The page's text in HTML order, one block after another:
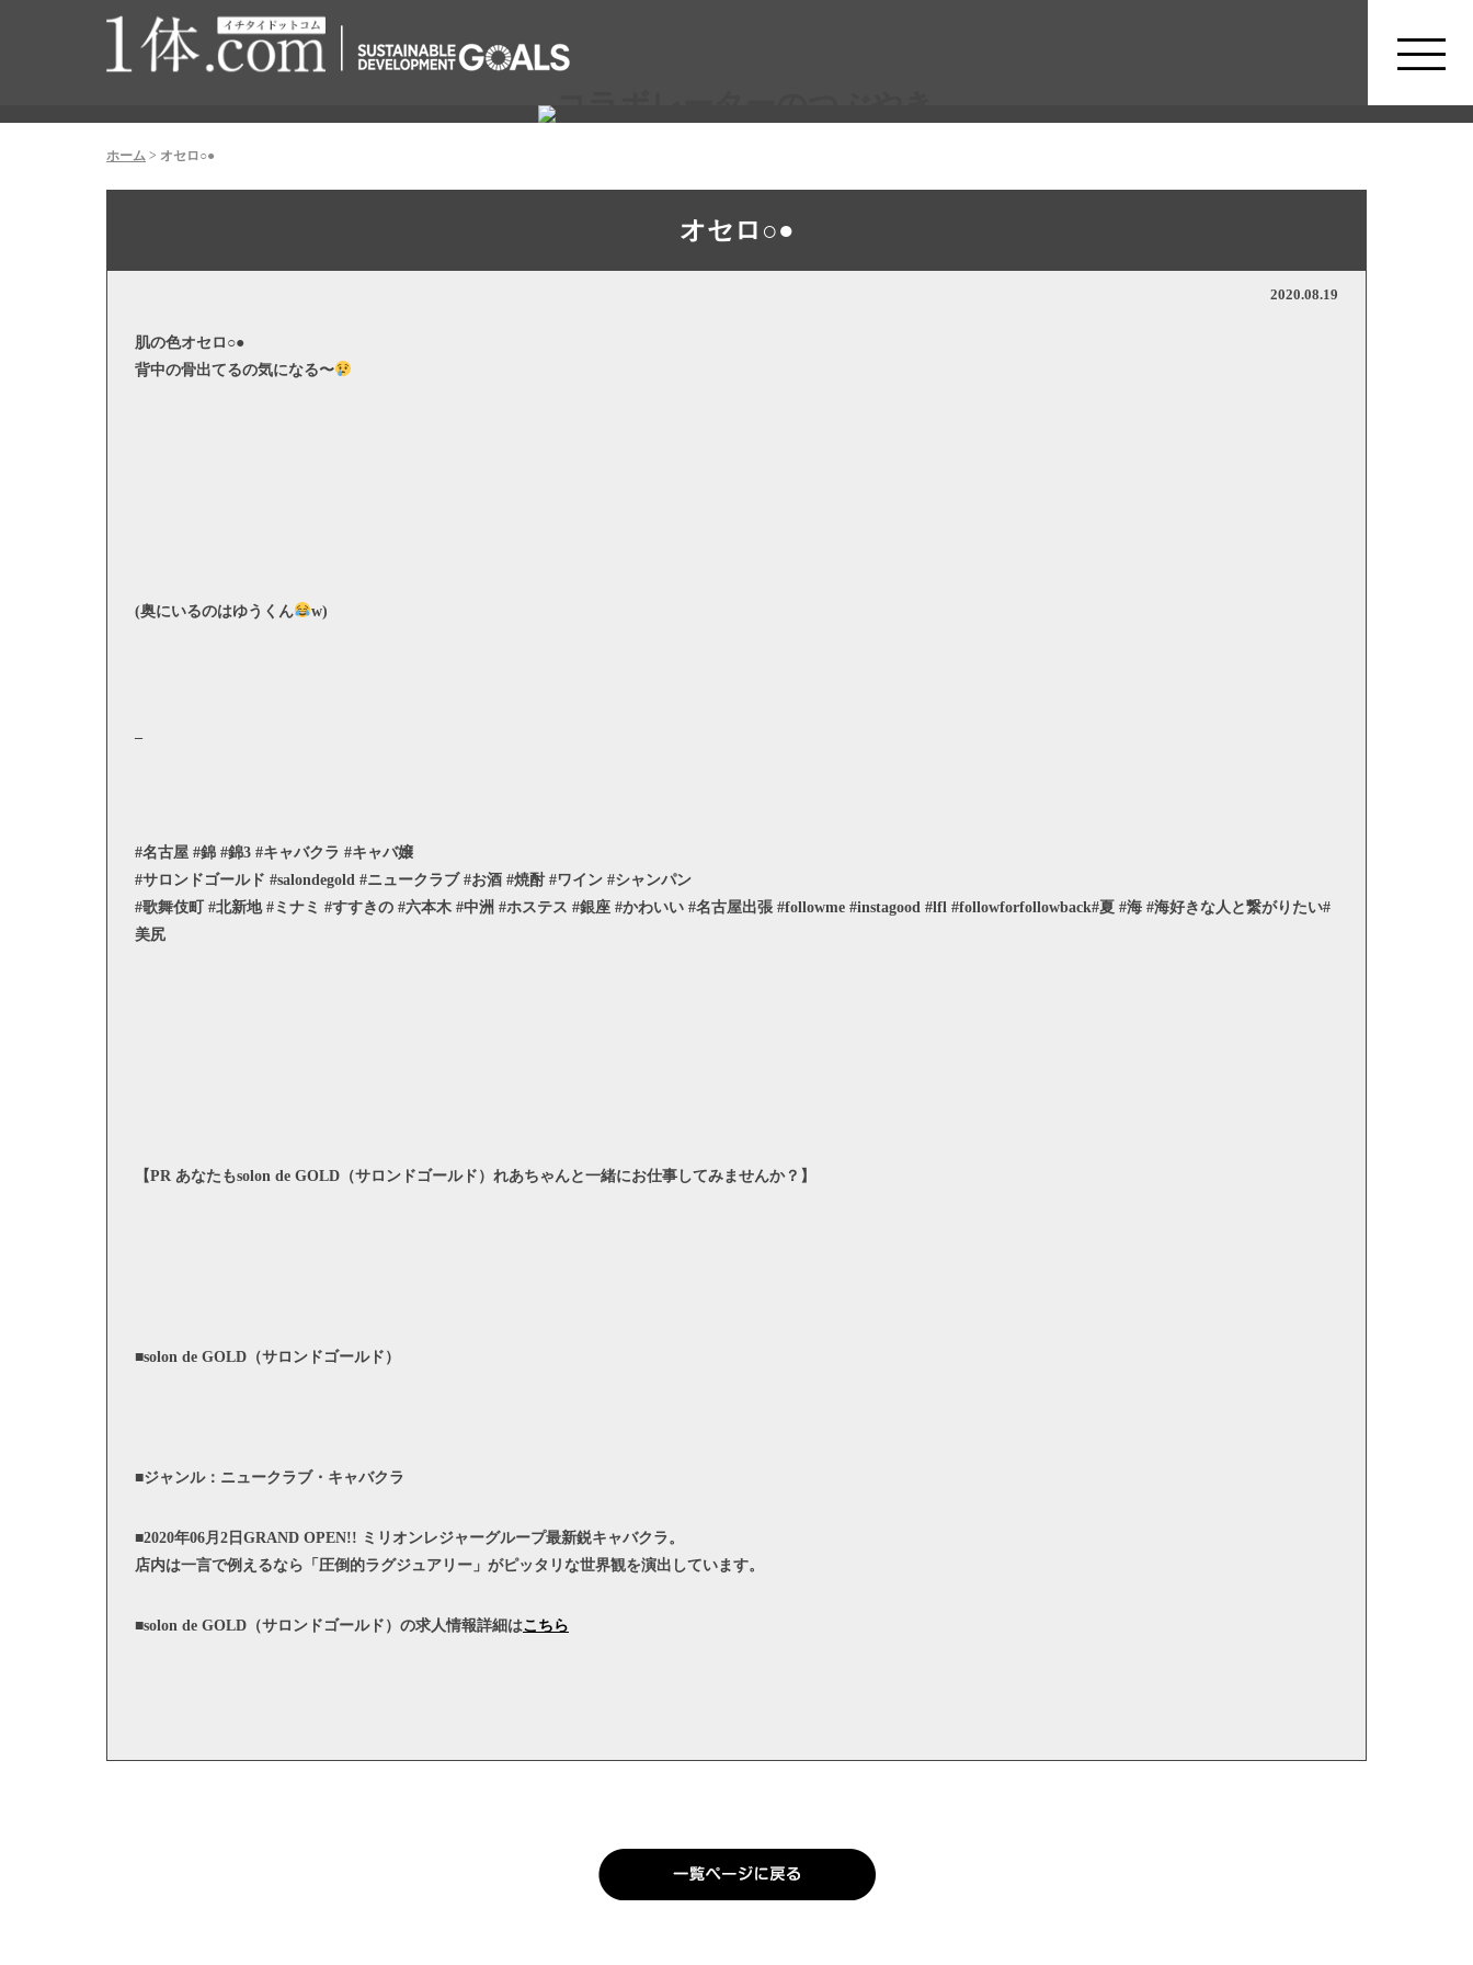
ホーム > オセロ○●
オセロ○●
2020.08.19
肌の色オセロ○●
背中の骨出てるの気になる〜
(奥にいるのはゆうくん w)
#名古屋 #錦 #錦3 #キャバクラ #キャバ嬢
#サロンドゴールド #salondegold #ニュークラブ #お酒 #焼酎 #ワイン #シャンパン
#歌舞伎町 #北新地 #ミナミ #すすきの #六本木 #中洲 #ホステス #銀座 #かわいい #名古屋出張 #followme #instagood #lfl #followforfollowback#夏 #海 #海好きな人と繋がりたい#
美尻
【PR あなたもsolon de GOLD（サロンドゴールド）れあちゃんと一緒にお仕事してみませんか？】
■solon de GOLD（サロンドゴールド）
■ジャンル：ニュークラブ・キャバクラ
■2020年06月2日GRAND OPEN!! ミリオンレジャーグループ最新鋭キャバクラ。
店内は一言で例えるなら「圧倒的ラグジュアリー」がピッタリな世界観を演出しています。
■solon de GOLD（サロンドゴールド）の求人情報詳細はこちら